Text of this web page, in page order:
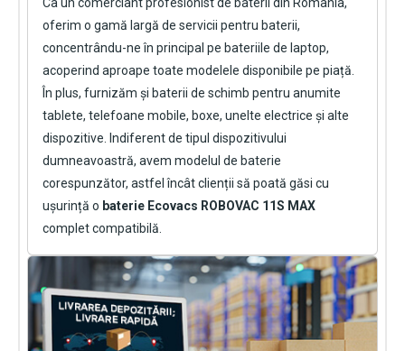
Ca un comerciant profesionist de baterii din România,
oferim o gamă largă de servicii pentru baterii,
concentrându-ne în principal pe bateriile de laptop,
acoperind aproape toate modelele disponibile pe piață.
În plus, furnizăm și baterii de schimb pentru anumite
tablete, telefoane mobile, boxe, unelte electrice și alte
dispozitive. Indiferent de tipul dispozitivului
dumneavoastră, avem modelul de baterie
corespunzător, astfel încât clienții să poată găsi cu
ușurință o baterie Ecovacs ROBOVAC 11S MAX
complet compatibilă.